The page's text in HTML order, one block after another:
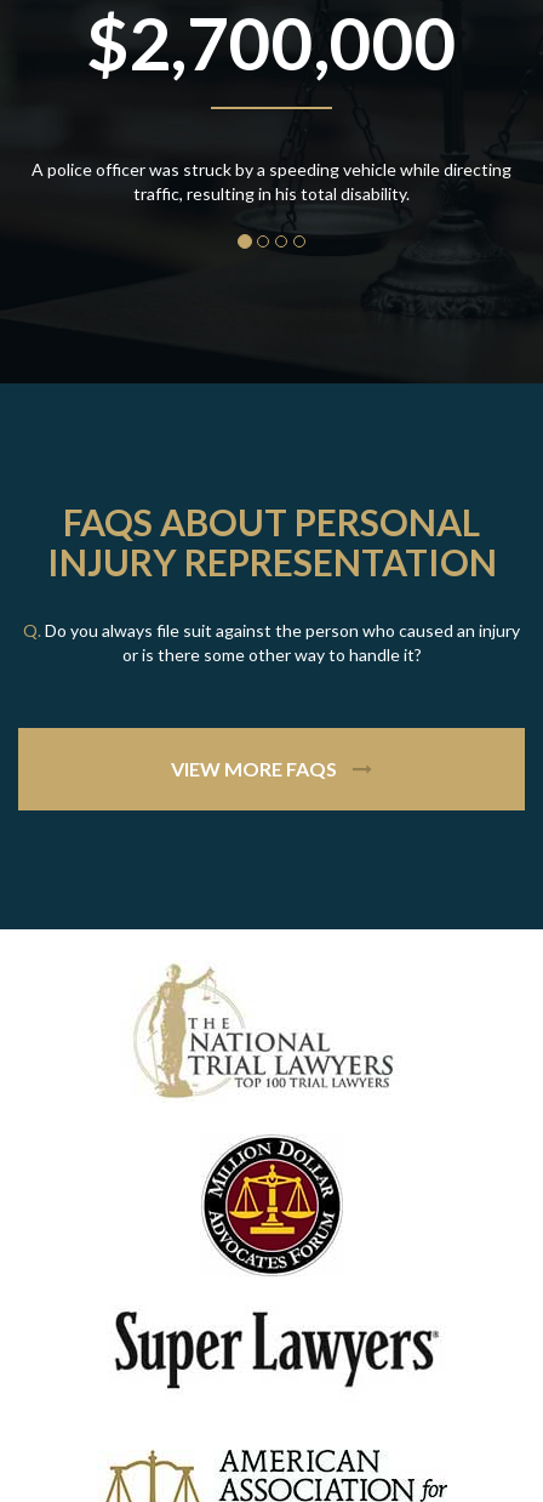
$2,700,000
A police officer was struck by a speeding vehicle while directing
traffic, resulting in his total disability.
FAQS ABOUT PERSONAL
INJURY REPRESENTATION
Q.Do you always file suit against the person who caused an injury
or is there some other way to handle it?
VIEW MORE FAQS